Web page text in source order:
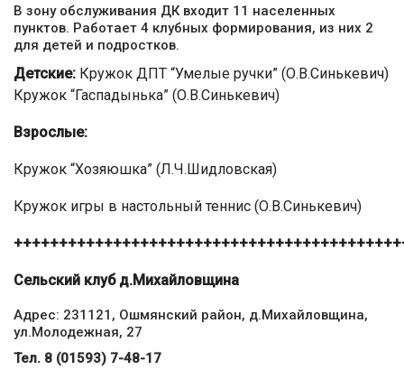
В зону обслуживания ДК входит 11 населенных
пунктов. Работает 4 клубных формирования, из них 2
для детей и подростков.
Детские: Кружок ДПТ “Умелые ручки” (О.В.Синькевич)
Кружок “Гаспадынька” (О.В.Синькевич)
Взрослые:
Кружок “Хозяюшка” (Л.Ч.Шидловская)
Кружок игры в настольный теннис (О.В.Синькевич)
Сельский клуб д.Михайловщина
Адрес: 231121, Ошмянский район, д.Михайловщина,
ул.Молодежная, 27
Тел. 8 (01593) 7-48-17